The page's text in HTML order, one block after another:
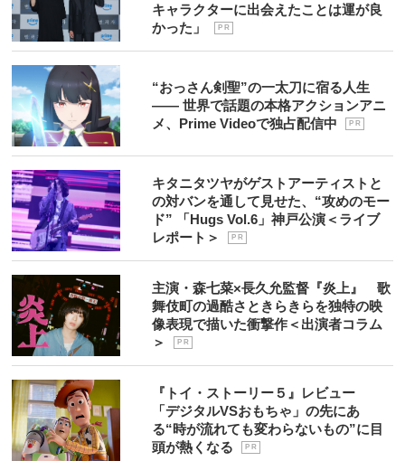
キャラクターに出会えたことは運が良
かった」
P R
“おっさん剣聖”の一太刀に宿る人生
―― 世界で話題の本格アクションアニ
メ、Prime Videoで独占配信中
P R
キタニタツヤがゲストアーティストと
の対バンを通して見せた、“攻めのモー
ド” 「Hugs Vol.6」神戸公演＜ライブ
レポート＞
P R
主演・森七菜×長久允監督『炎上』 歌
舞伎町の過酷さときらきらを独特の映
像表現で描いた衝撃作＜出演者コラム
＞
P R
『トイ・ストーリー５』レビュー
「デジタルVSおもちゃ」の先にあ
る“時が流れても変わらないもの”に目
頭が熱くなる
P R